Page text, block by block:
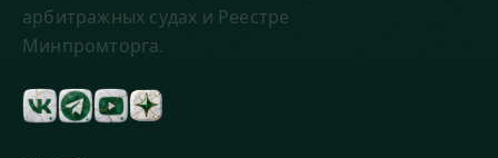
арбитражных судах и Реестре
Минпромторга.